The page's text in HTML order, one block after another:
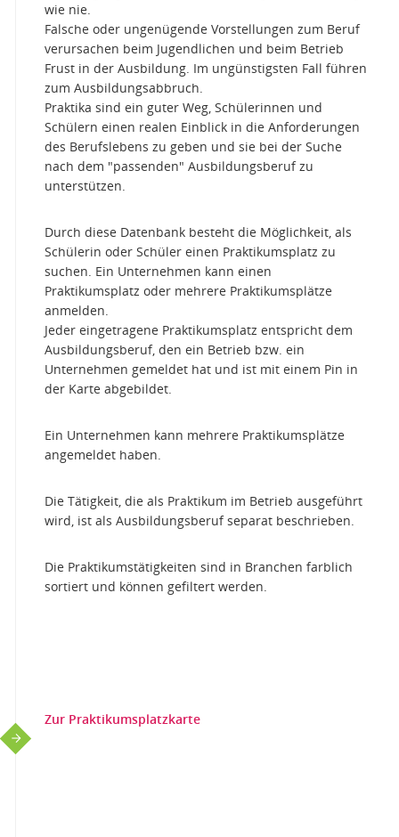
wie nie.
Falsche oder ungenügende Vorstellungen zum Beruf
verursachen beim Jugendlichen und beim Betrieb
Frust in der Ausbildung. Im ungünstigsten Fall führen
zum Ausbildungsabbruch.
Praktika sind ein guter Weg, Schülerinnen und
Schülern einen realen Einblick in die Anforderungen
des Berufslebens zu geben und sie bei der Suche
nach dem "passenden" Ausbildungsberuf zu
unterstützen.
Durch diese Datenbank besteht die Möglichkeit, als
Schülerin oder Schüler einen Praktikumsplatz zu
suchen. Ein Unternehmen kann einen
Praktikumsplatz oder mehrere Praktikumsplätze
anmelden.
Jeder eingetragene Praktikumsplatz entspricht dem
Ausbildungsberuf, den ein Betrieb bzw. ein
Unternehmen gemeldet hat und ist mit einem Pin in
der Karte abgebildet.
Ein Unternehmen kann mehrere Praktikumsplätze
angemeldet haben.
Die Tätigkeit, die als Praktikum im Betrieb ausgeführt
wird, ist als Ausbildungsberuf separat beschrieben.
Die Praktikumstätigkeiten sind in Branchen farblich
sortiert und können gefiltert werden.
Zur Praktikumsplatzkarte